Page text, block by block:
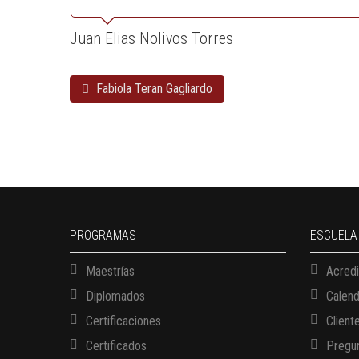
Juan Elias Nolivos Torres
Fabiola Teran Gagliardo
PROGRAMAS
Maestrías
Diplomados
Certificaciones
Certificados